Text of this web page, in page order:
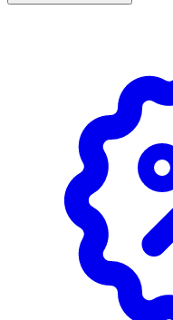
L/XL
COVER: POLYAMIDE
SILICONE RUBBER 100%